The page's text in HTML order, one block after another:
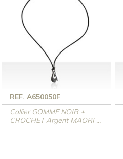
REF. A650050F
Collier GOMME NOIR +
CROCHET Argent MAORI ...